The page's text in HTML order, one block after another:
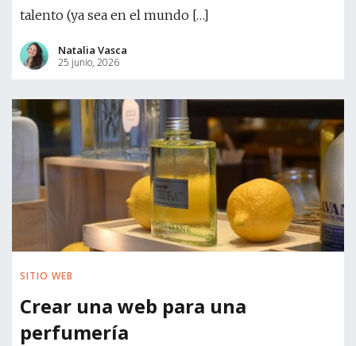
talento (ya sea en el mundo […]
Natalia Vasca
25 junio, 2026
SITIO WEB
Crear una web para una
perfumería